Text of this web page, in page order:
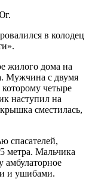
в колодец
жилого дома на
Мужчина с двумя
четыре
наступил на
сместилась,
спасателей,
метра. Мальчика
амбулаторное
и ушибами.